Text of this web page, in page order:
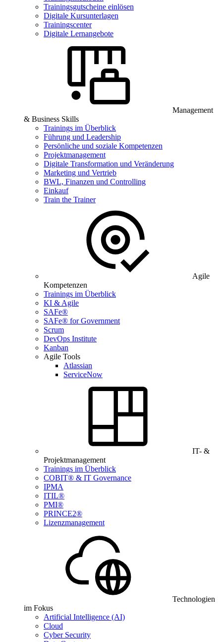
Trainingsgutscheine einlösen
Digitale Kursunterlagen
Trainingscenter
Digitale Lernangebote
Management
& Business Skills
Trainings im Überblick
Führung und Leadership
Persönliche und soziale Kompetenzen
Projektmanagement
Digitale Transformation und Veränderung
Marketing und Vertrieb
BWL, Finanzen und Controlling
Einkauf
Train the Trainer
Agile
Kompetenzen
Trainings im Überblick
KI & Agile
SAFe®
SAFe® for Government
Scrum
DevOps Institute
Kanban
Agile Tools
Atlassian
ServiceNow
IT- &
Projektmanagement
Trainings im Überblick
COBIT® & IT Governance
IPMA
ITIL®
PMI®
PRINCE2®
Lizenzmanagement
Technologien
im Fokus
Artificial Intelligence (AI)
Cloud
Cyber Security